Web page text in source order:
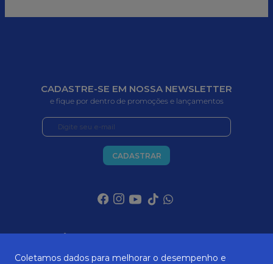
CADASTRE-SE EM NOSSA NEWSLETTER
e fique por dentro de promoções e lançamentos
CADASTRAR
Coletamos dados para melhorar o desempenho e